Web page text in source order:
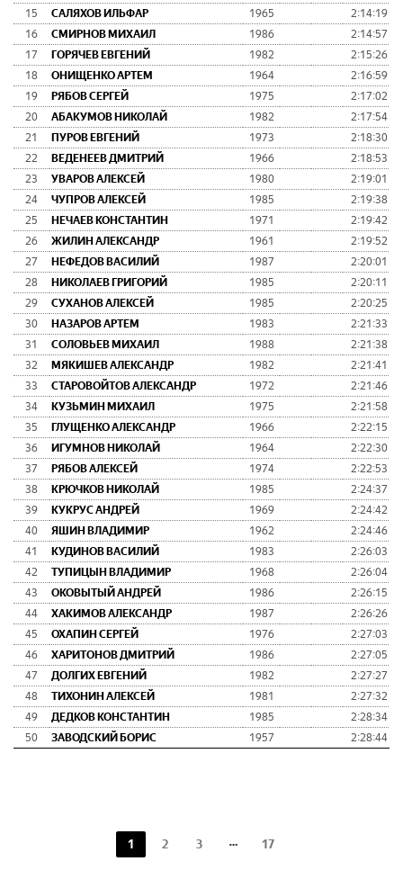
15
САЛЯХОВ ИЛЬФАР 1965
2:14:19
16
СМИРНОВ МИХАИЛ 1986
2:14:57
17
ГОРЯЧЕВ ЕВГЕНИЙ 1982
2:15:26
18
ОНИЩЕНКО АРТЕМ 1964
2:16:59
19
РЯБОВ СЕРГЕЙ 1975
2:17:02
20
АБАКУМОВ НИКОЛАЙ 1982
2:17:54
21
ПУРОВ ЕВГЕНИЙ 1973
2:18:30
22
ВЕДЕНЕЕВ ДМИТРИЙ 1966
2:18:53
23
УВАРОВ АЛЕКСЕЙ 1980
2:19:01
24
ЧУПРОВ АЛЕКСЕЙ 1985
2:19:38
25
НЕЧАЕВ КОНСТАНТИН 1971
2:19:42
26
ЖИЛИН АЛЕКСАНДР 1961
2:19:52
27
НЕФЕДОВ ВАСИЛИЙ 1987
2:20:01
28
НИКОЛАЕВ ГРИГОРИЙ 1985
2:20:11
29
СУХАНОВ АЛЕКСЕЙ 1985
2:20:25
30
НАЗАРОВ АРТЕМ 1983
2:21:33
31
СОЛОВЬЕВ МИХАИЛ 1988
2:21:38
32
МЯКИШЕВ АЛЕКСАНДР 1982
2:21:41
33
СТАРОВОЙТОВ АЛЕКСАНДР 1972
2:21:46
34
КУЗЬМИН МИХАИЛ 1975
2:21:58
35
ГЛУЩЕНКО АЛЕКСАНДР 1966
2:22:15
36
ИГУМНОВ НИКОЛАЙ 1964
2:22:30
37
РЯБОВ АЛЕКСЕЙ 1974
2:22:53
38
КРЮЧКОВ НИКОЛАЙ 1985
2:24:37
39
КУКРУС АНДРЕЙ 1969
2:24:42
40
ЯШИН ВЛАДИМИР 1962
2:24:46
41
КУДИНОВ ВАСИЛИЙ 1983
2:26:03
42
ТУПИЦЫН ВЛАДИМИР 1968
2:26:04
43
ОКОВЫТЫЙ АНДРЕЙ 1986
2:26:15
44
ХАКИМОВ АЛЕКСАНДР 1987
2:26:26
45
ОХАПИН СЕРГЕЙ 1976
2:27:03
46
ХАРИТОНОВ ДМИТРИЙ 1986
2:27:05
47
ДОЛГИХ ЕВГЕНИЙ 1982
2:27:27
48
ТИХОНИН АЛЕКСЕЙ 1981
2:27:32
49
ДЕДКОВ КОНСТАНТИН 1985
2:28:34
50
ЗАВОДСКИЙ БОРИС 1957 2:28:44
1 2 3 17